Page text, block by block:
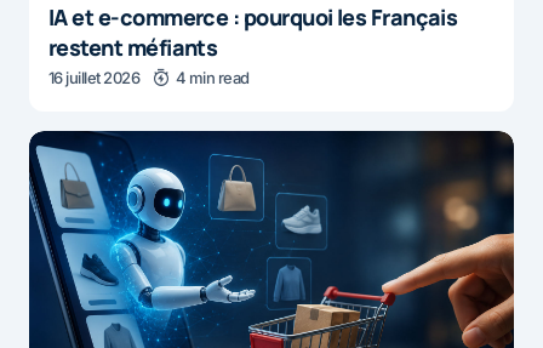
IA et e-commerce : pourquoi les Français
restent méfiants
16 juillet 2026 4 min read